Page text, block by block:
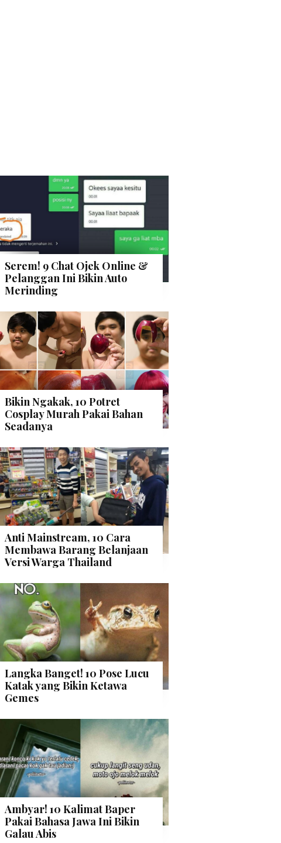
Serem! 9 Chat Ojek Online &
Pelanggan Ini Bikin Auto
Merinding
Bikin Ngakak, 10 Potret
Cosplay Murah Pakai Bahan
Seadanya
Anti Mainstream, 10 Cara
Membawa Barang Belanjaan
Versi Warga Thailand
Langka Banget! 10 Pose Lucu
Katak yang Bikin Ketawa
Gemes
Ambyar! 10 Kalimat Baper
Pakai Bahasa Jawa Ini Bikin
Galau Abis